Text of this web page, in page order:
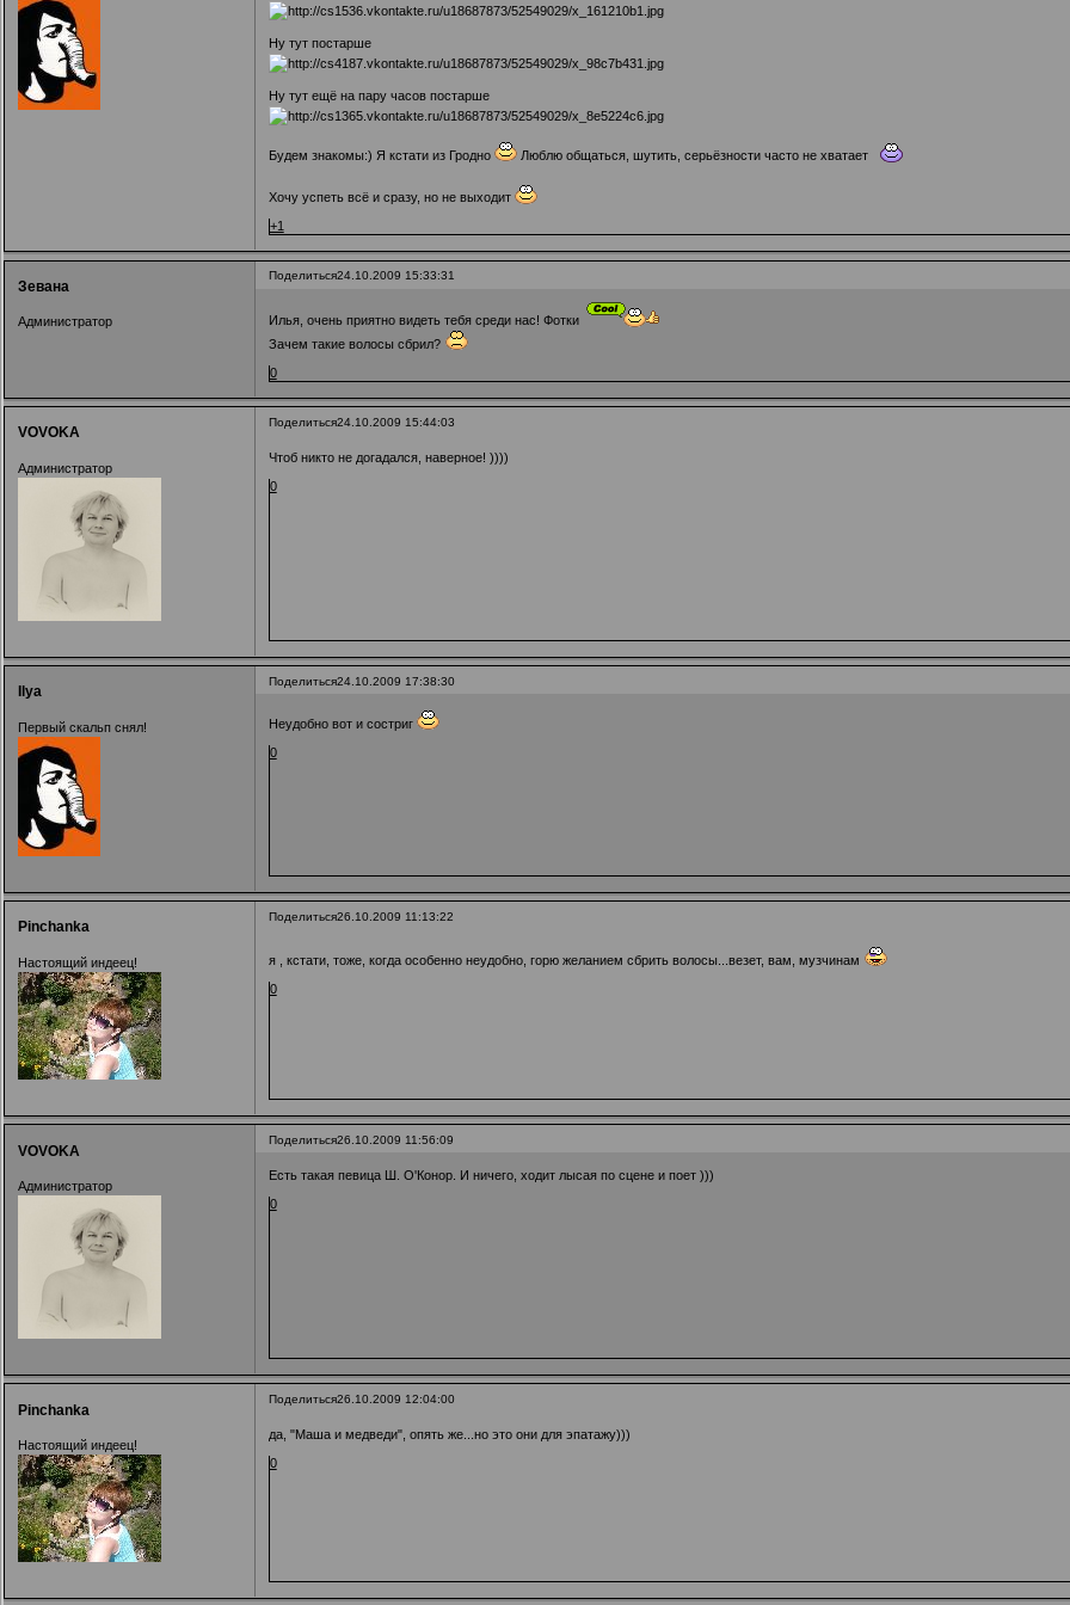
Ну тут постарше
Ну тут ещё на пару часов постарше
Будем знакомы:) Я кстати из Гродно Люблю общаться, шутить, серьёзности часто не хватает
Хочу успеть всё и сразу, но не выходит
+1
Поделиться24.10.2009 15:33:31
Зевана
Администратор
Илья, очень приятно видеть тебя среди нас! Фотки
Зачем такие волосы сбрил?
0
Поделиться24.10.2009 15:44:03
VOVOKA
Администратор
Чтоб никто не догадался, наверное! ))))
0
Поделиться24.10.2009 17:38:30
Ilya
Первый скальп снял!
Неудобно вот и состриг
0
Поделиться26.10.2009 11:13:22
Pinchanka
Настоящий индеец!
я , кстати, тоже, когда особенно неудобно, горю желанием сбрить волосы...везет, вам, музчинам
0
Поделиться26.10.2009 11:56:09
VOVOKA
Администратор
Есть такая певица Ш. О'Конор. И ничего, ходит лысая по сцене и поет )))
0
Поделиться26.10.2009 12:04:00
Pinchanka
Настоящий индеец!
да, "Маша и медведи", опять же...но это они для эпатажу)))
0